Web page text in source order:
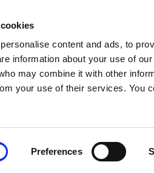
content and ads, to
information about your use of
may combine it with other
your use of their services. You
Preferences
Expand
or
collapse
a
sub
or
a